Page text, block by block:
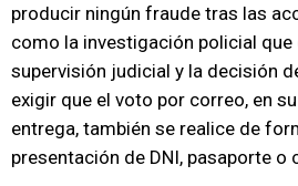
producir ningún fraude tras las
como la investigación policial
supervisión judicial y la decisión
exigir que el voto por correo, en
entrega, también se realice de
presentación de DNI, pasaporte o